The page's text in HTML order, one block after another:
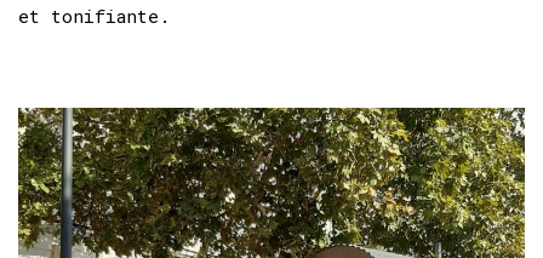
et tonifiante.